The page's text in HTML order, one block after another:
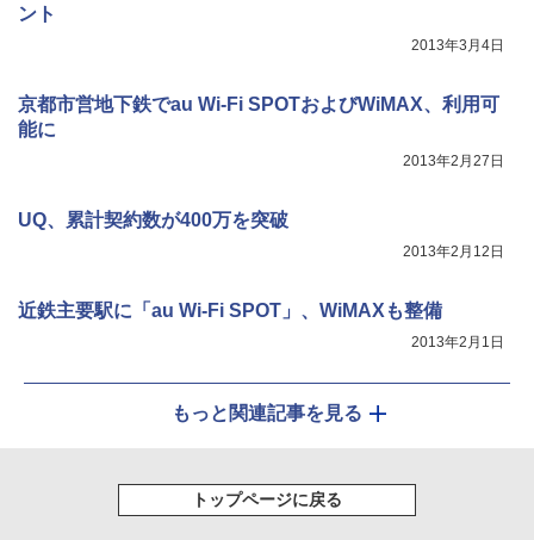
ント
2013年3月4日
京都市営地下鉄でau Wi-Fi SPOTおよびWiMAX、利用可
能に
2013年2月27日
UQ、累計契約数が400万を突破
2013年2月12日
近鉄主要駅に「au Wi-Fi SPOT」、WiMAXも整備
2013年2月1日
もっと関連記事を見る
トップページに戻る